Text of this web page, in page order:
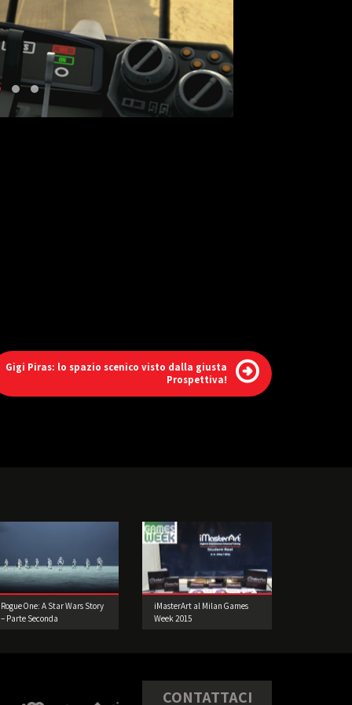
Gigi Piras: lo spazio scenico visto dalla giusta
Prospettiva!
Rogue One: A Star Wars Story
– Parte Seconda
iMasterArt al Milan Games
Week 2015
CONTATTACI